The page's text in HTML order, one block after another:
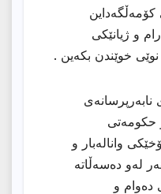
كۆمەڵگەداین
و ژیانێكی
خوێندن بكەین .
نابەرپرسانەی
حكومەتی
وانالەبار و
لەو دەسەڵاتە
دەوام و